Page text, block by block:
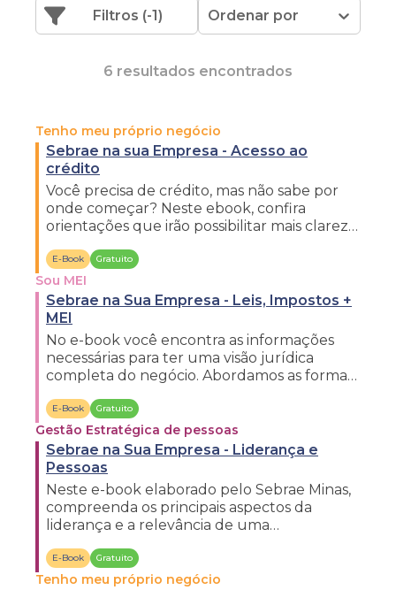
Filtros (-1) Ordenar por
6 resultados encontrados
Tenho meu próprio negócio
Sebrae na sua Empresa - Acesso ao
crédito
Você precisa de crédito, mas não sabe por
onde começar? Neste ebook, confira
orientações que irão possibilitar mais clareza
E-Book Gratuito
Sou MEI
Sebrae na Sua Empresa - Leis, Impostos +
MEI
No e-book você encontra as informações
necessárias para ter uma visão jurídica
completa do negócio. Abordamos as formas
E-Book Gratuito
Gestão Estratégica de pessoas
Sebrae na Sua Empresa - Liderança e
Pessoas
Neste e-book elaborado pelo Sebrae Minas,
compreenda os principais aspectos da
liderança e a relevância de uma
E-Book Gratuito
Tenho meu próprio negócio